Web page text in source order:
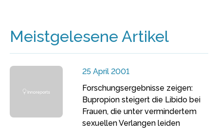
Meistgelesene Artikel
25 April 2001
Forschungsergebnisse zeigen:
Bupropion steigert die Libido bei
Frauen, die unter vermindertem
sexuellen Verlangen leiden